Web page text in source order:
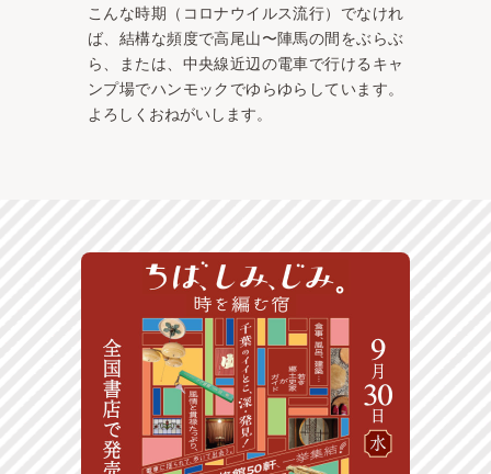
こんな時期（コロナウイルス流行）でなけれ
ば、結構な頻度で高尾山〜陣馬の間をぶらぶ
ら、または、中央線近辺の電車で行けるキャ
ンプ場でハンモックでゆらゆらしています。
よろしくおねがいします。